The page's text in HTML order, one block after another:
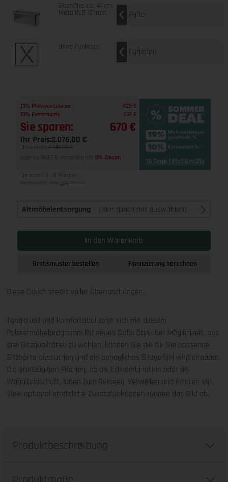
Sitzhöhe ca. 47 cm
Metallfuß Chrom Füße
ohne Funktion Funktion
19% Mehrwertsteuer
439 €
10% Extrarabatt
231 €
Sie sparen: 670 €
Ihr Preis:2.076,00 €
Listenpreis: 2.746,00 €
oder ab 90,67 € monatlich mit 0% Zinsen 16 Tage 14h:48m:30s
Lieferzeit 6 - 8 Wochen
Alle Preise inkl. MwSt zzgl. Versand
Altmöbelentsorgung (Hier gleich mit auswählen)
In den Warenkorb
Gratismuster bestellen Finanzierung berechnen
Diese Couch steckt voller Überraschungen.
Topaktuell und komfortabel zeigt sich mit diesem
Polstermöbelprogramm Ihr neues Sofa. Dank der Möglichkeit, aus
drei Sitzqualitäten zu wählen, können Sie die für Sie passende
Sitzhärte aussuchen und ein behagliches Sitzgefühl wird erlebbar.
Die großzügigen Flächen, ob als Eckkombination oder als
Wohnlandschaft, laden zum Relaxen, Verweilen und Erholen ein.
Viele optional erhältliche Zusatzfunktionen runden das Bild ab.
Produktbeschreibung